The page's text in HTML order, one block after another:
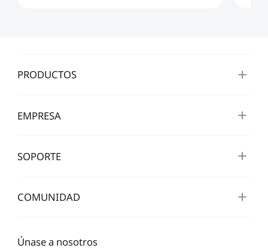
PRODUCTOS
EMPRESA
SOPORTE
COMUNIDAD
Únase a nosotros